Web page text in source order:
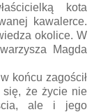
kota
kawalerce.
okolice. W
Magda
końcu zagościł
się, że życie nie
ale i jego